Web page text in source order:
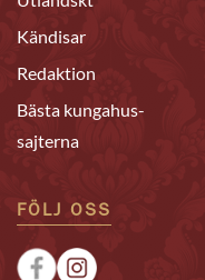
Kändisar
Redaktion
Bästa kungahus-
sajterna
FÖLJ OSS